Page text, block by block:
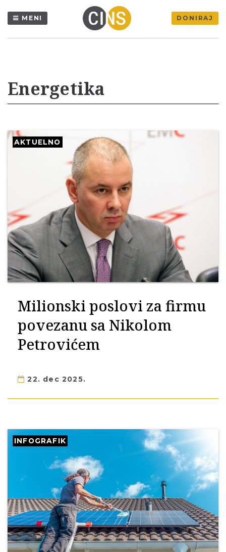
MENI DONIRAJ
Energetika
AKTUELNO
Milionski poslovi za firmu
povezanu sa Nikolom
Petrovićem
22. dec 2025.
INFOGRAFIK